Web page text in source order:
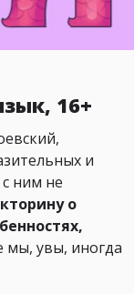
16+
и
ним не
о
мы, увы, иногда